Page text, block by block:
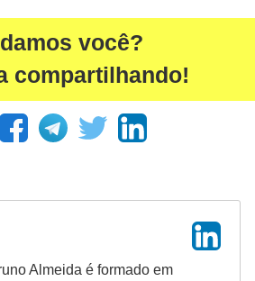
você?
compartilhando!
Almeida é formado em